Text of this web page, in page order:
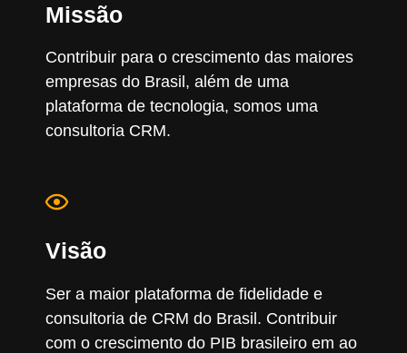
Missão
Contribuir para o crescimento das maiores
empresas do Brasil, além de uma
plataforma de tecnologia, somos uma
consultoria CRM.
Visão
Ser a maior plataforma de fidelidade e
consultoria de CRM do Brasil. Contribuir
com o crescimento do PIB brasileiro em ao